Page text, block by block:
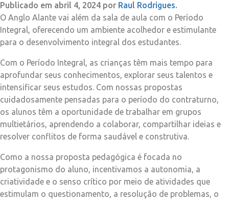
Publicado em abril 4, 2024 por Raul Rodrigues.
O Anglo Alante vai além da sala de aula com o Período
Integral, oferecendo um ambiente acolhedor e estimulante
para o desenvolvimento integral dos estudantes.
Com o Período Integral, as crianças têm mais tempo para
aprofundar seus conhecimentos, explorar seus talentos e
intensificar seus estudos. Com nossas propostas
cuidadosamente pensadas para o período do contraturno,
os alunos têm a oportunidade de trabalhar em grupos
multietários, aprendendo a colaborar, compartilhar ideias e
resolver conflitos de forma saudável e construtiva.
Como a nossa proposta pedagógica é focada no
protagonismo do aluno, incentivamos a autonomia, a
criatividade e o senso crítico por meio de atividades que
estimulam o questionamento, a resolução de problemas, o